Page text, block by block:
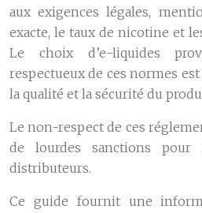
aux exigences légales,
exacte, le taux de nicotine et
Le choix d’e-liquides
respectueux de ces normes
la qualité et la sécurité du
Le non-respect de ces
de lourdes sanctions
distributeurs.
Ce guide fournit une